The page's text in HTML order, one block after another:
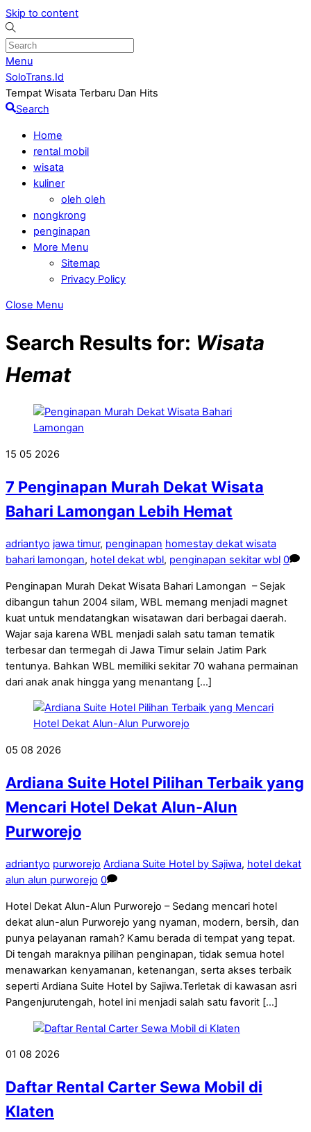
Skip to content
Menu
SoloTrans.Id
Tempat Wisata Terbaru Dan Hits
Search
Home
rental mobil
wisata
kuliner
oleh oleh
nongkrong
penginapan
More Menu
Sitemap
Privacy Policy
Close Menu
Search Results for: Wisata
Hemat
15 05 2026
7 Penginapan Murah Dekat Wisata
Bahari Lamongan Lebih Hemat
adriantyo jawa timur, penginapan homestay dekat wisata
bahari lamongan, hotel dekat wbl, penginapan sekitar wbl 0
Penginapan Murah Dekat Wisata Bahari Lamongan – Sejak
dibangun tahun 2004 silam, WBL memang menjadi magnet
kuat untuk mendatangkan wisatawan dari berbagai daerah.
Wajar saja karena WBL menjadi salah satu taman tematik
terbesar dan termegah di Jawa Timur selain Jatim Park
tentunya. Bahkan WBL memiliki sekitar 70 wahana permainan
dari anak anak hingga yang menantang […]
05 08 2026
Ardiana Suite Hotel Pilihan Terbaik yang
Mencari Hotel Dekat Alun-Alun
Purworejo
adriantyo purworejo Ardiana Suite Hotel by Sajiwa, hotel dekat
alun alun purworejo 0
Hotel Dekat Alun-Alun Purworejo – Sedang mencari hotel
dekat alun-alun Purworejo yang nyaman, modern, bersih, dan
punya pelayanan ramah? Kamu berada di tempat yang tepat.
Di tengah maraknya pilihan penginapan, tidak semua hotel
menawarkan kenyamanan, ketenangan, serta akses terbaik
seperti Ardiana Suite Hotel by Sajiwa.Terletak di kawasan asri
Pangenjurutengah, hotel ini menjadi salah satu favorit […]
01 08 2026
Daftar Rental Carter Sewa Mobil di
Klaten